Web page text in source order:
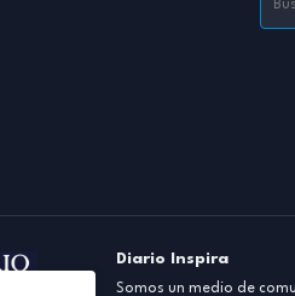
Diario Inspira
Somos un medio de